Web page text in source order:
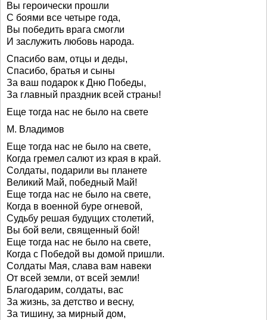
Вы героически прошли
С боями все четыре года,
Вы победить врага смогли
И заслужить любовь народа.
Спасибо вам, отцы и деды,
Спасибо, братья и сыны
За ваш подарок к Дню Победы,
За главный праздник всей страны!
Еще тогда нас не было на свете
М. Владимов
Еще тогда нас не было на свете,
Когда гремел салют из края в край.
Солдаты, подарили вы планете
Великий Май, победный Май!
Еще тогда нас не было на свете,
Когда в военной буре огневой,
Судьбу решая будущих столетий,
Вы бой вели, священный бой!
Еще тогда нас не было на свете,
Когда с Победой вы домой пришли.
Солдаты Мая, слава вам навеки
От всей земли, от всей земли!
Благодарим, солдаты, вас
За жизнь, за детство и весну,
За тишину, за мирный дом,